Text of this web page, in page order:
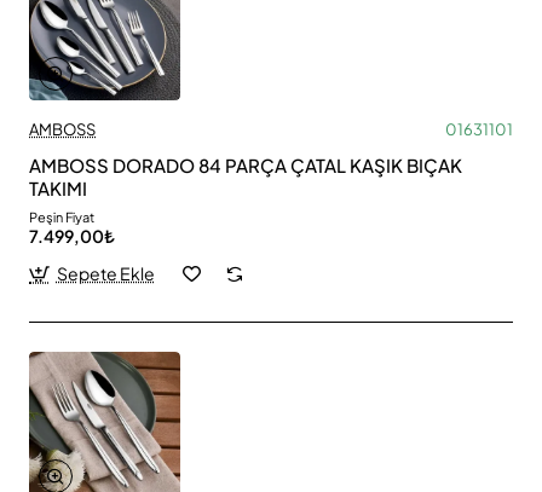
AMBOSS 01631101
AMBOSS DORADO 84 PARÇA ÇATAL KAŞIK BIÇAK
TAKIMI
Peşin Fiyat
7.499,00₺
Sepete Ekle